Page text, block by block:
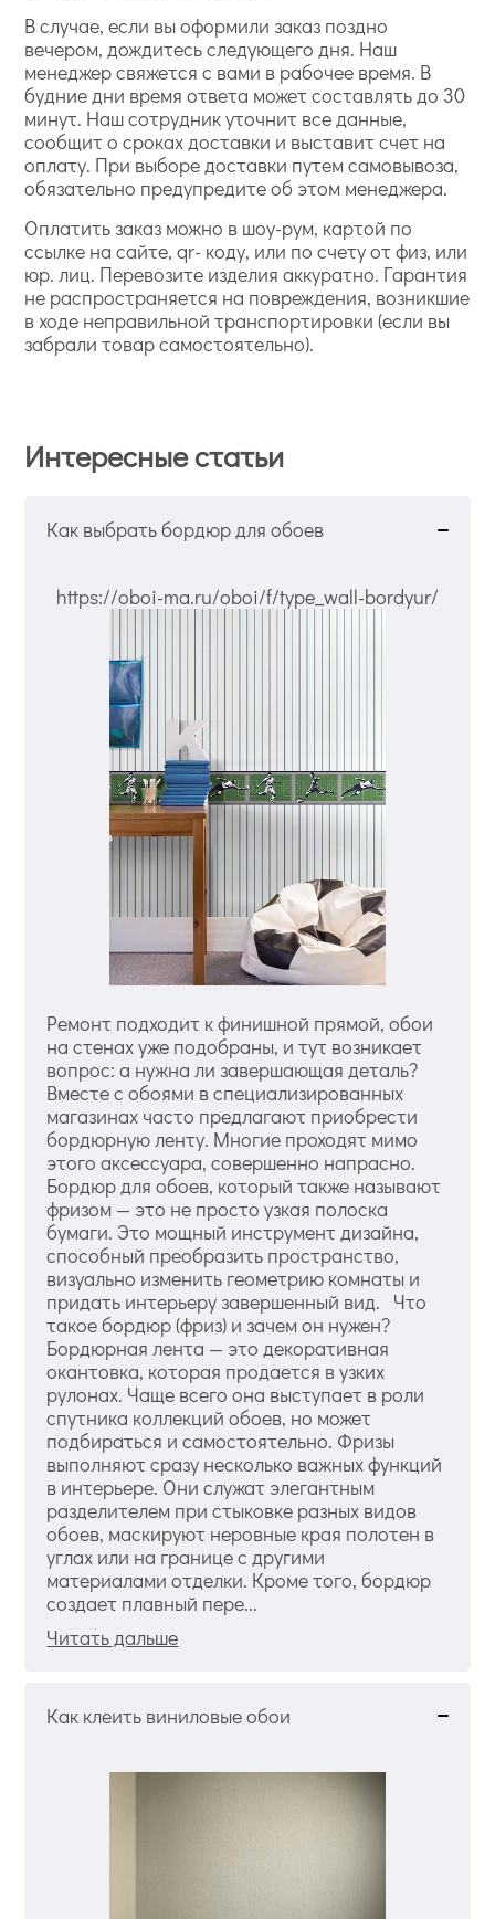
В случае, если вы оформили заказ поздно
вечером, дождитесь следующего дня. Наш
менеджер свяжется с вами в рабочее время. В
будние дни время ответа может составлять до 30
минут. Наш сотрудник уточнит все данные,
сообщит о сроках доставки и выставит счет на
оплату. При выборе доставки путем самовывоза,
обязательно предупредите об этом менеджера.
Оплатить заказ можно в шоу-рум, картой по
ссылке на сайте, qr- коду, или по счету от физ, или
юр. лиц. Перевозите изделия аккуратно. Гарантия
не распространяется на повреждения, возникшие
в ходе неправильной транспортировки (если вы
забрали товар самостоятельно).
Интересные статьи
Как выбрать бордюр для обоев
https://oboi-ma.ru/oboi/f/type_wall-bordyur/
Ремонт подходит к финишной прямой, обои
на стенах уже подобраны, и тут возникает
вопрос: а нужна ли завершающая деталь?
Вместе с обоями в специализированных
магазинах часто предлагают приобрести
бордюрную ленту. Многие проходят мимо
этого аксессуара, совершенно напрасно.
Бордюр для обоев, который также называют
фризом — это не просто узкая полоска
бумаги. Это мощный инструмент дизайна,
способный преобразить пространство,
визуально изменить геометрию комнаты и
придать интерьеру завершенный вид. Что
такое бордюр (фриз) и зачем он нужен?
Бордюрная лента — это декоративная
окантовка, которая продается в узких
рулонах. Чаще всего она выступает в роли
спутника коллекций обоев, но может
подбираться и самостоятельно. Фризы
выполняют сразу несколько важных функций
в интерьере. Они служат элегантным
разделителем при стыковке разных видов
обоев, маскируют неровные края полотен в
углах или на границе с другими
материалами отделки. Кроме того, бордюр
создает плавный пере...
Читать дальше
Как клеить виниловые обои